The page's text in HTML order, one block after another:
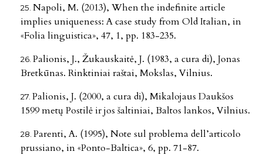
Napoli, M. (2013), When the indefinite article
implies uniqueness: A case study from Old Italian, in
«Folia linguistica», 47, 1, pp. 183-235.
Palionis, J., Žukauskaitė, J. (1983, a cura di), Jonas
Bretkūnas. Rinktiniai raštai, Mokslas, Vilnius.
Palionis, J. (2000, a cura di), Mikalojaus Daukšos
1599 metų Postilė ir jos šaltiniai, Baltos lankos, Vilnius.
Parenti, A. (1995), Note sul problema dell’articolo
prussiano, in «Ponto-Baltica», 6, pp. 71-87.